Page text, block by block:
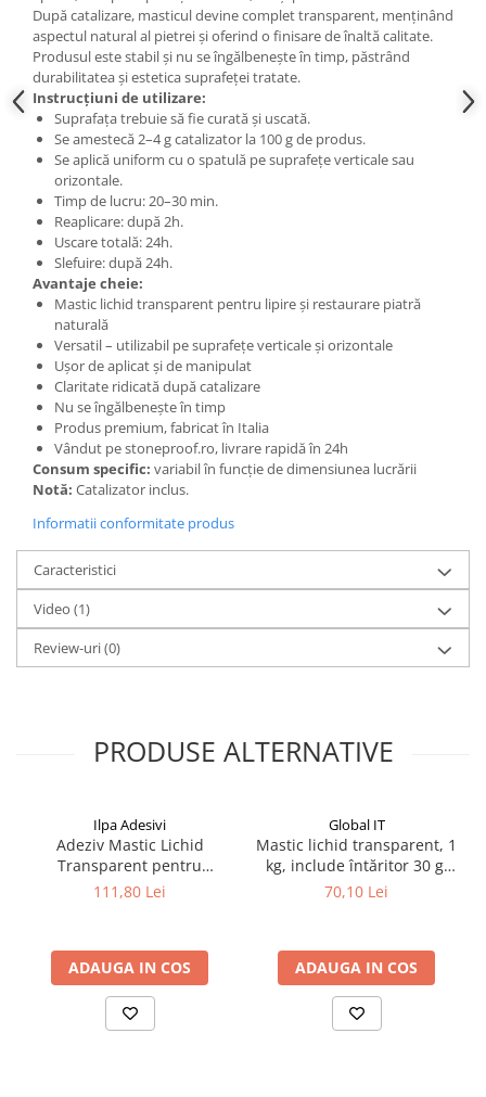
După catalizare, masticul devine complet transparent, menținând
aspectul natural al pietrei și oferind o finisare de înaltă calitate.
Produsul este stabil și nu se îngălbenește în timp, păstrând
durabilitatea și estetica suprafeței tratate.
Instrucțiuni de utilizare:
Suprafața trebuie să fie curată și uscată.
Se amestecă 2–4 g catalizator la 100 g de produs.
Se aplică uniform cu o spatulă pe suprafețe verticale sau
orizontale.
Timp de lucru: 20–30 min.
Reaplicare: după 2h.
Uscare totală: 24h.
Slefuire: după 24h.
Avantaje cheie:
Mastic lichid transparent pentru lipire și restaurare piatră
naturală
Versatil – utilizabil pe suprafețe verticale și orizontale
Ușor de aplicat și de manipulat
Claritate ridicată după catalizare
Nu se îngălbenește în timp
Produs premium, fabricat în Italia
Vândut pe stoneproof.ro, livrare rapidă în 24h
Consum specific: variabil în funcție de dimensiunea lucrării
Notă: Catalizator inclus.
Informatii conformitate produs
Caracteristici
Video (1)
Review-uri(0)
PRODUSE ALTERNATIVE
Ilpa Adesivi
Adeziv Mastic Lichid
Transparent pentru
Marmura, Granit, Travertin
111,80 Lei
ADAUGA IN COS
Global IT
Mastic lichid transparent, 1
kg, include întăritor 30 g,
GLOBALIT
70,10 Lei
ADAUGA IN COS